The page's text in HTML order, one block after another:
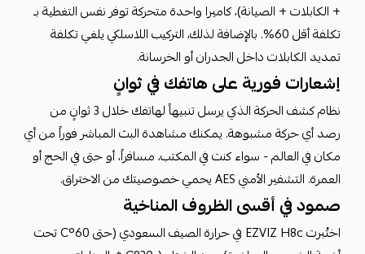
+ الكابلات + الصيانة)، كاميرا واحدة متحركة توفر نفس التغطية بـ
تكلفة أقل 60%. بالإضافة لذلك، التركيب اللاسلكي يلغي تكلفة
تمديد الكابلات داخل الجدران أو الخرسانة.
إشعارات فورية على هاتفك في ثوانٍ
نظام كشف الحركة الذكي يرسل تنبيهاً لهاتفك خلال 3 ثوانٍ من
رصد أي حركة مشبوهة. يمكنك مشاهدة البث المباشر فوراً من أي
مكان في العالم - سواء كنت في المكتب، مسافراً، أو حتى في الحج أو
العمرة. التشفير الأمني AES يحمي خصوصيتك من الاختراق.
صمود في أقسى الظروف المناخية
اختُبرت EZVIZ H8c في حرارة الصيف السعودي (حتى 60°C تحت